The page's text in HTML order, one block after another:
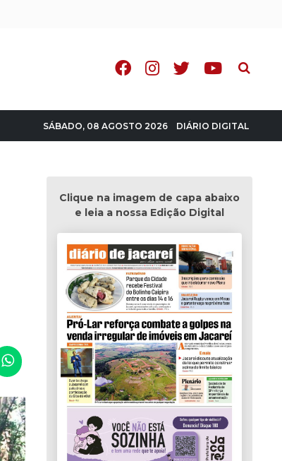
Pesquisa
SÁBADO, 08 AGOSTO 2026 DIÁRIO DIGITAL
Clique na imagem de capa abaixo
e leia a nossa Edição Digital